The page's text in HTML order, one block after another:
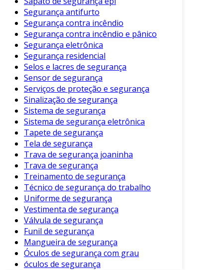
Dicas Adicionais:
Sempre considere as orientações do
fabricante ao realizar a limpeza.
Utilize apenas produtos que não sejam
agressivos ao material do cinto.
Mantenha registros das limpezas para
garantir a regularidade.
Seguir esses passos proporciona não apenas
segurança, mas também conforto e
tranquilidade durante as viagens. Portanto,
nunca subestime a importância de um cinto de
segurança limpo e bem conservado.
Segurança antifurto
Segurança contra incêndio
Segurança contra incêndio e pânico
Segurança eletrônica
Segurança residencial
Selos e lacres de segurança
Sensor de segurança
Serviços de proteção e segurança
Sinalização de segurança
Sistema de segurança
Sistema de segurança eletrônica
Tapete de segurança
Tela de segurança
Trava de segurança joaninha
Trava de segurança
Treinamento de segurança
Técnico de segurança do trabalho
Uniforme de segurança
Vestimenta de segurança
Válvula de segurança
Funil de segurança
Mangueira de segurança
Óculos de segurança com grau
óculos de segurança